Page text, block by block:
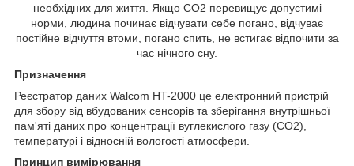
необхідних для життя. Якщо СО2 перевищує допустимі
норми, людина починає відчувати себе погано, відчуває
постійне відчуття втоми, погано спить, не встигає відпочити за
час нічного сну.
Призначення
Реєстратор даних Walcom HT-2000 це електронний пристрій
для збору від вбудованих сенсорів та зберігання внутрішньої
пам'яті даних про концентрації вуглекислого газу (СО2),
температурі і відносній вологості атмосфери.
Принцип вимірювання